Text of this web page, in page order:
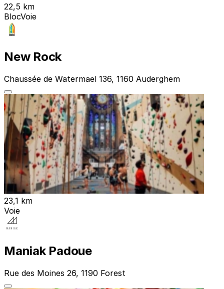
22,5 km
BlocVoie
New Rock
Chaussée de Watermael 136, 1160 Auderghem
23,1 km
Voie
Maniak Padoue
Rue des Moines 26, 1190 Forest